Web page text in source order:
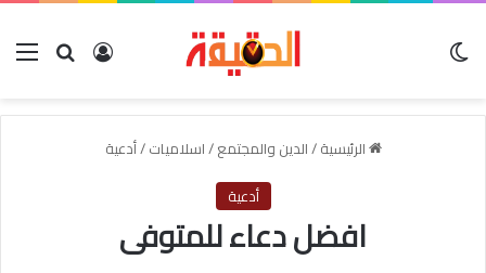
بحث عنتسجيل
الرئيسية/الدين والمجتمع/اسلاميات/أدعية
أدعية
افضل دعاء للمتوفى